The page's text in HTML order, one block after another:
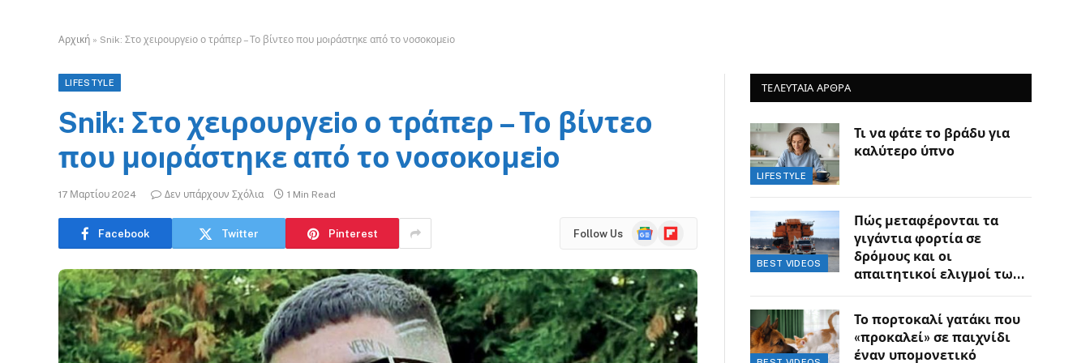
Αρχική » Snik: Στο χειρουργεiο ο τράπερ – Το βίντεο που μοıράστηκε από το νοσοκομεiο
LIFESTYLE
Snik: Στο χειρουργεiο ο τράπερ – Το βίντεο
που μοıράστηκε από το νοσοκομεiο
17 Μαρτίου 2024 Δεν υπάρχουν Σχόλια 1 Min Read
Facebook Twitter Pinterest Follow Us
GoogleFlipboard
ΤΕΛΕΥΤΑΙΑ ΑΡΘΡΑ
LIFESTYLE
Τι να φάτε το βράδυ για
καλύτερο ύπνο
BEST VIDEOS
Πώς μεταφέρονται τα
γιγάντια φορτία σε
δρόμους και οι
απαιτητικοί ελιγμοί των
Το πορτοκαλί γατάκι που
«προκαλεί» σε παιχνίδι
έναν υπομονετικό